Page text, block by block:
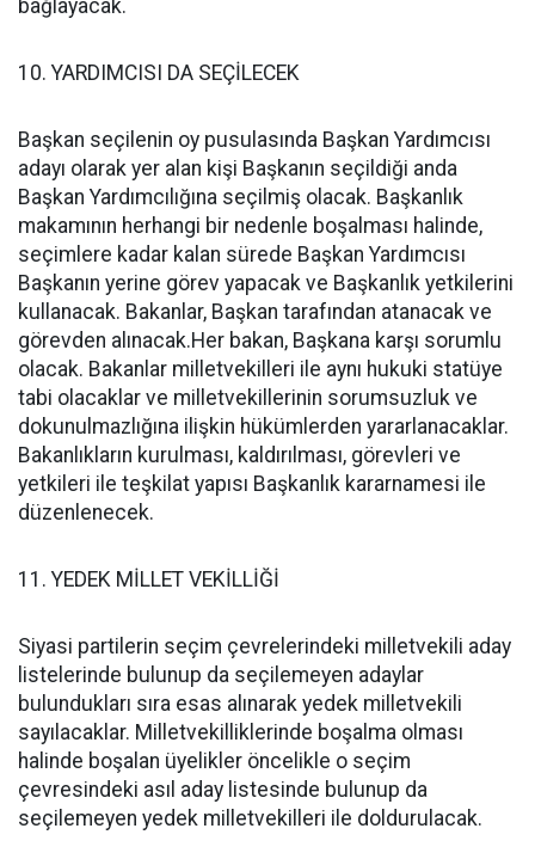
bağlayacak.
10. YARDIMCISI DA SEÇİLECEK
Başkan seçilenin oy pusulasında Başkan Yardımcısı
adayı olarak yer alan kişi Başkanın seçildiği anda
Başkan Yardımcılığına seçilmiş olacak. Başkanlık
makamının herhangi bir nedenle boşalması halinde,
seçimlere kadar kalan sürede Başkan Yardımcısı
Başkanın yerine görev yapacak ve Başkanlık yetkilerini
kullanacak. Bakanlar, Başkan tarafından atanacak ve
görevden alınacak.Her bakan, Başkana karşı sorumlu
olacak. Bakanlar milletvekilleri ile aynı hukuki statüye
tabi olacaklar ve milletvekillerinin sorumsuzluk ve
dokunulmazlığına ilişkin hükümlerden yararlanacaklar.
Bakanlıkların kurulması, kaldırılması, görevleri ve
yetkileri ile teşkilat yapısı Başkanlık kararnamesi ile
düzenlenecek.
11. YEDEK MİLLET VEKİLLİĞİ
Siyasi partilerin seçim çevrelerindeki milletvekili aday
listelerinde bulunup da seçilemeyen adaylar
bulundukları sıra esas alınarak yedek milletvekili
sayılacaklar. Milletvekilliklerinde boşalma olması
halinde boşalan üyelikler öncelikle o seçim
çevresindeki asıl aday listesinde bulunup da
seçilemeyen yedek milletvekilleri ile doldurulacak.